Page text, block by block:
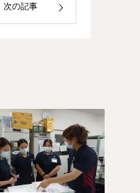
次の記事